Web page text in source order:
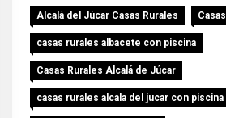
Alcalá del Júcar Casas Rurales
casas rurales albacete con piscina
Casas Rurales Alcalá de Júcar
casas rurales alcala del jucar con piscina